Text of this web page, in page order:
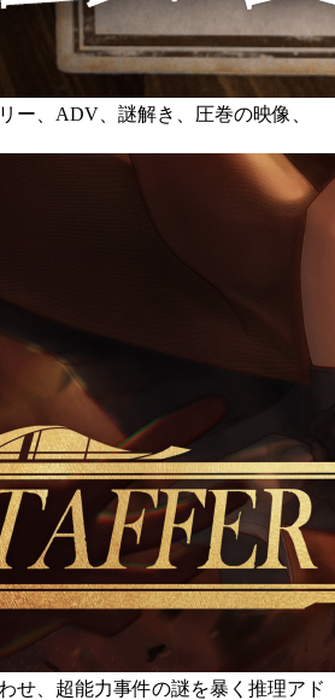
ー、ADV、謎解き、圧巻の映像、
せ、超能力事件の謎を暴く推理アド